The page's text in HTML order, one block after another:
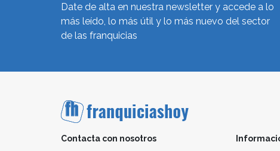
Date de alta en nuestra newsletter y accede a lo
más leído, lo más útil y lo más nuevo del sector
de las franquicias
Contacta con nosotros